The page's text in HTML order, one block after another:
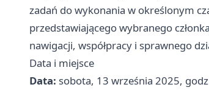
zadań do wykonania w określonym
przedstawiającego wybranego
nawigacji, współpracy i sprawnego
Data i miejsce
Data: sobota, 13 września 2025,